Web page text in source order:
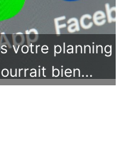
votre planning
bien…